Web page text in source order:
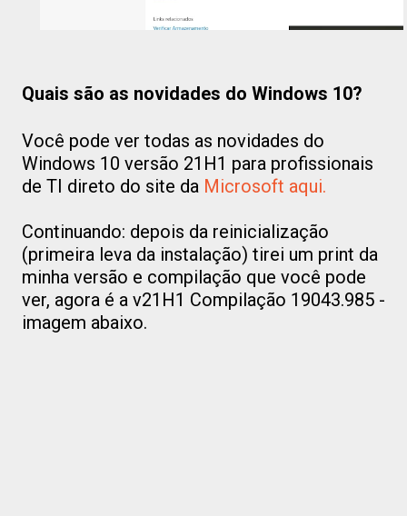
Quais são as novidades do Windows 10?
Você pode ver todas as novidades do
Windows 10 versão 21H1 para profissionais
de TI direto do site da Microsoft aqui.
Continuando: depois da reinicialização
(primeira leva da instalação) tirei um print da
minha versão e compilação que você pode
ver, agora é a v21H1 Compilação 19043.985 -
imagem abaixo.